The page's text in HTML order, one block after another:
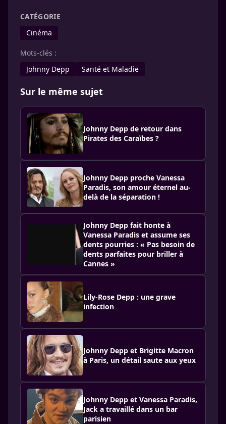
CATÉGORIE
Cinéma
Mots-clés :
Johnny Depp
Santé et Maladie
Sur le même sujet
Johnny Depp de retour dans
Pirates des Caraïbes ?
Johnny Depp proche Vanessa
Paradis, son amour éternel au-
delà de la séparation !
Johnny Depp fait honte à
Vanessa Paradis et assume ses
dents pourries : « Pas besoin de
dents parfaites pour briller à
Cannes »
Lily-Rose Depp : une grave
infection
Johnny Depp et Brigitte Macron
à Paris, un détail saute aux yeux
Johnny Depp et Vanessa Paradis,
Jack a travaillé dans un bar
parisien